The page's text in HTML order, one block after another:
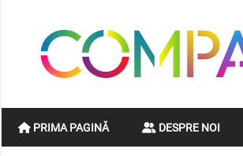
content
pentru
PRIMA PAGINĂ DESPRE NOI